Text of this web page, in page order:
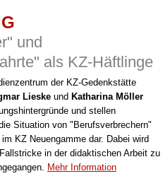
und
als KZ-Häftlinge
der KZ-Gedenkstätte
Lieske und Katharina Möller
und stellen
Situation von "Berufsverbrechern"
KZ Neuengamme dar. Dabei wird
in der didaktischen Arbeit zu
Mehr Information